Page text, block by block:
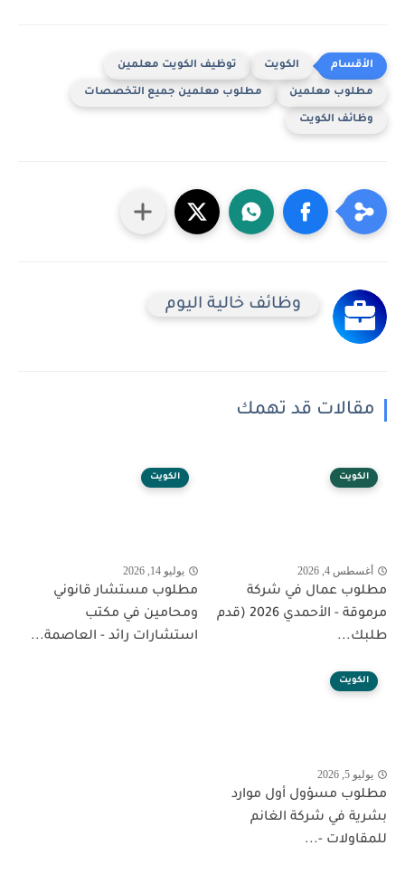
الكويت توظيف الكويت معلمين
مطلوب معلمين مطلوب معلمين جميع التخصصات
وظائف الكويت
وظائف خالية اليوم
مقالات قد تهمك
الكويت
أغسطس 4, 2026
مطلوب عمال في شركة
مرموقة - الأحمدي 2026 (قدم
طلبك...
الكويت
يوليو 14, 2026
مطلوب مستشار قانوني
ومحامين في مكتب
استشارات رائد - العاصمة...
الكويت
يوليو 5, 2026
مطلوب مسؤول أول موارد
بشرية في شركة الغانم
للمقاولات -...